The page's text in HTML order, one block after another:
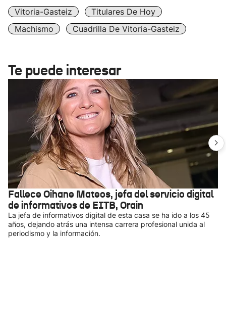
Vitoria-Gasteiz
Titulares De Hoy
Machismo
Cuadrilla De Vitoria-Gasteiz
Te puede interesar
Fallece Oihane Mateos, jefa del servicio digital
de informativos de EITB, Orain
La jefa de informativos digital de esta casa se ha ido a los 45
años, dejando atrás una intensa carrera profesional unida al
periodismo y la información.